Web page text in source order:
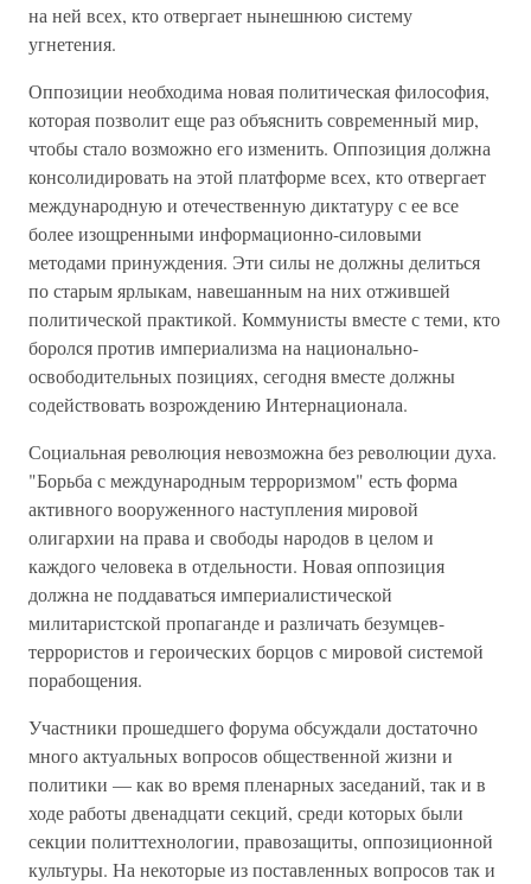
на ней всех, кто отвергает нынешнюю систему
угнетения.
Оппозиции необходима новая политическая философия,
которая позволит еще раз объяснить современный мир,
чтобы стало возможно его изменить. Оппозиция должна
консолидировать на этой платформе всех, кто отвергает
международную и отечественную диктатуру с ее все
более изощренными информационно-силовыми
методами принуждения. Эти силы не должны делиться
по старым ярлыкам, навешанным на них отжившей
политической практикой. Коммунисты вместе с теми, кто
боролся против империализма на национально-
освободительных позициях, сегодня вместе должны
содействовать возрождению Интернационала.
Социальная революция невозможна без революции духа.
"Борьба с международным терроризмом" есть форма
активного вооруженного наступления мировой
олигархии на права и свободы народов в целом и
каждого человека в отдельности. Новая оппозиция
должна не поддаваться империалистической
милитаристской пропаганде и различать безумцев-
террористов и героических борцов с мировой системой
порабощения.
Участники прошедшего форума обсуждали достаточно
много актуальных вопросов общественной жизни и
политики — как во время пленарных заседаний, так и в
ходе работы двенадцати секций, среди которых были
секции политтехнологии, правозащиты, оппозиционной
культуры. На некоторые из поставленных вопросов так и